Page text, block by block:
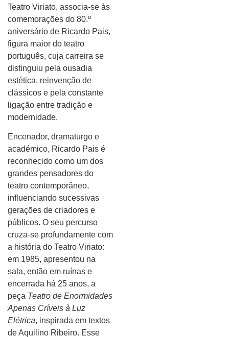
Teatro Viriato, associa-se às
comemorações do 80.º
aniversário de Ricardo Pais,
figura maior do teatro
português, cuja carreira se
distinguiu pela ousadia
estética, reinvenção de
clássicos e pela constante
ligação entre tradição e
modernidade.
Encenador, dramaturgo e
académico, Ricardo Pais é
reconhecido como um dos
grandes pensadores do
teatro contemporâneo,
influenciando sucessivas
gerações de criadores e
públicos. O seu percurso
cruza-se profundamente com
a história do Teatro Viriato:
em 1985, apresentou na
sala, então em ruínas e
encerrada há 25 anos, a
peça Teatro de Enormidades
Apenas Críveis à Luz
Elétrica, inspirada em textos
de Aquilino Ribeiro. Esse